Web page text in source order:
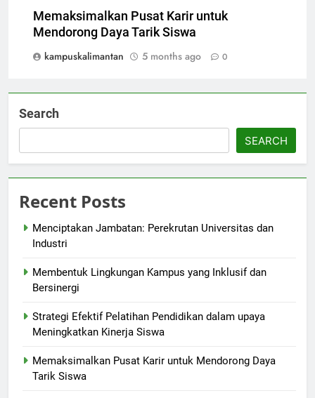
Memaksimalkan Pusat Karir untuk
Mendorong Daya Tarik Siswa
kampuskalimantan
5 months ago 0
Search
SEARCH
Recent Posts
Menciptakan Jambatan: Perekrutan Universitas dan
Industri
Membentuk Lingkungan Kampus yang Inklusif dan
Bersinergi
Strategi Efektif Pelatihan Pendidikan dalam upaya
Meningkatkan Kinerja Siswa
Memaksimalkan Pusat Karir untuk Mendorong Daya
Tarik Siswa